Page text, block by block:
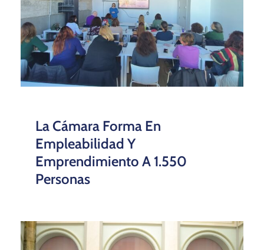
La Cámara Forma En
Empleabilidad Y
Emprendimiento A 1.550
Personas